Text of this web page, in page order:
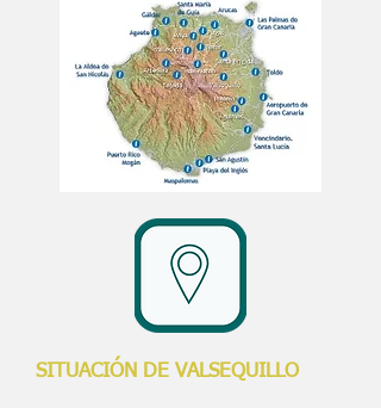
SITUACIÓN DE VALSEQUILLO